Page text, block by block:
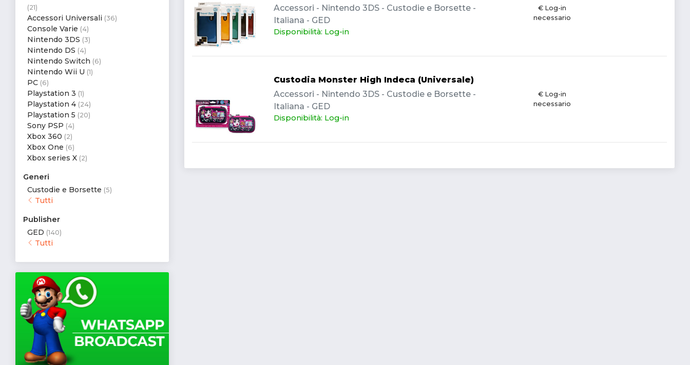
(21)
Accessori Universali (36)
Console Varie (4)
Nintendo 3DS (3)
Nintendo DS (4)
Nintendo Switch (6)
Nintendo Wii U (1)
PC (6)
Playstation 3 (1)
Playstation 4 (24)
Playstation 5 (20)
Sony PSP (4)
Xbox 360 (2)
Xbox One (6)
Xbox series X (2)
Generi
Custodie e Borsette (5)
Tutti
Publisher
GED (140)
Tutti
Accessori - Nintendo 3DS - Custodie e Borsette -
Italiana - GED
Disponibilità: Log-in
€ Log-in
necessario
Custodia Monster High Indeca (Universale)
Accessori - Nintendo 3DS - Custodie e Borsette -
Italiana - GED
Disponibilità: Log-in
€ Log-in
necessario